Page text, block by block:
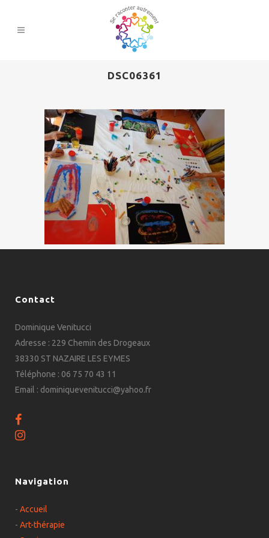
DSC06361
Contact
Dominique Venitucci
Adresse : 229 Chemin des Drogeaux
38330 ST NAZAIRE LES EYMES
Téléphone : 06 75 70 43 11
Email : dominiquevenitucci@yahoo.fr
Navigation
- Accueil
- Art-thérapie